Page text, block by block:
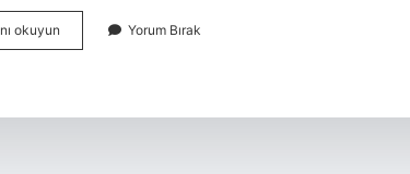
okuyun
Tartılar
Yorum Bırak